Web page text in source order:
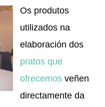
Os produtos
utilizados na
elaboración dos
pratos que
ofrecemos veñen
directamente da